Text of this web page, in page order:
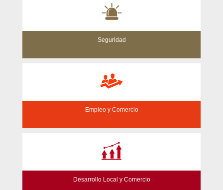
Seguridad
Empleo y Comercio
Desarrollo Local y Comercio